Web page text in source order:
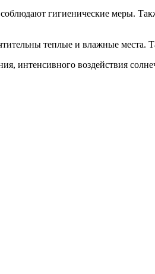
гигиенические меры.
теплые и влажные места.
интенсивного воздействия